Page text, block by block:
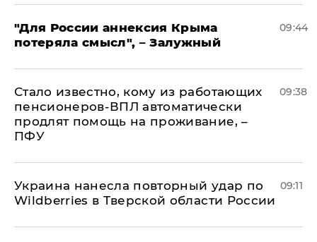
"Для России аннексия Крыма
потеряла смысл", – Залужный
09:44
Стало известно, кому из работающих
пенсионеров-ВПЛ автоматически
продлят помощь на проживание, –
ПФУ
09:38
Украина нанесла повторный удар по
Wildberries в Тверской области России
09:11